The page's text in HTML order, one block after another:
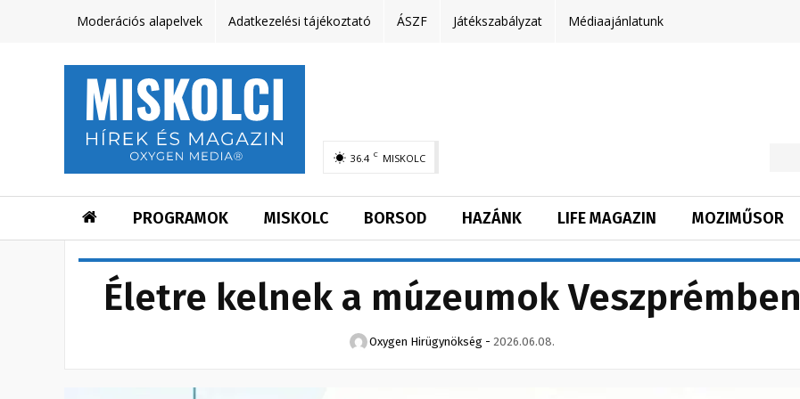
Moderációs alapelvek Adatkezelési tájékoztató ÁSZF Játékszabályzat Médiaajánlatunk
36.4 C MISKOLC
PROGRAMOK MISKOLC BORSOD HAZÁNK LIFE MAGAZIN MOZIMŰSOR
Életre kelnek a múzeumok Veszprémben
Oxygen Hirügynökség - 2026.06.08.